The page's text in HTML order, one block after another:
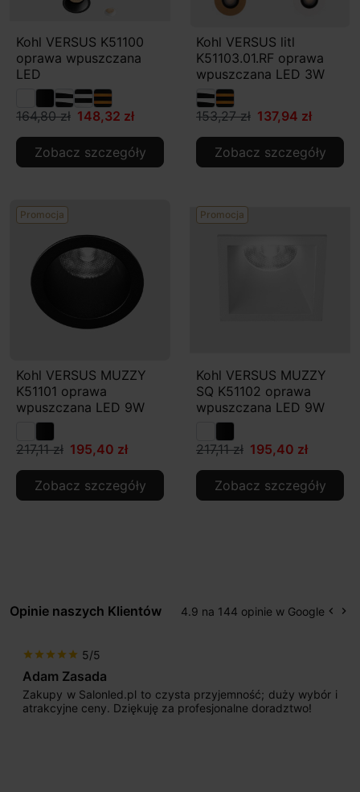
Kohl VERSUS K51100
oprawa wpuszczana
LED
164,80 zł 148,32 zł
Zobacz szczegóły
Kohl VERSUS litl
K51103.01.RF oprawa
wpuszczana LED 3W
153,27 zł 137,94 zł
Zobacz szczegóły
Promocja
Kohl VERSUS MUZZY
K51101 oprawa
wpuszczana LED 9W
217,11 zł 195,40 zł
Zobacz szczegóły
Promocja
Kohl VERSUS MUZZY
SQ K51102 oprawa
wpuszczana LED 9W
217,11 zł 195,40 zł
Zobacz szczegóły
Opinie naszych Klientów 4.9 na 144 opinie w Google keyboard_arrow_left keyboard_arrow_right
star star star star star 5/5
Max777
Jestem bardzo zadowolony. Przede wszystkim od
początku uderzyło mnie profesjonalne podejście